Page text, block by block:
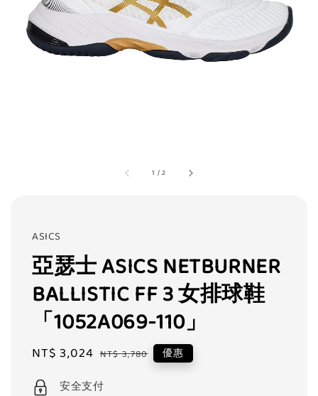
1 /2
ASICS
亞瑟士 ASICS NETBURNER
BALLISTIC FF 3 女排球鞋
「1052A069-110」
Sale
NT$ 3,024 Regular
NT$ 3,780 優惠
安全支付